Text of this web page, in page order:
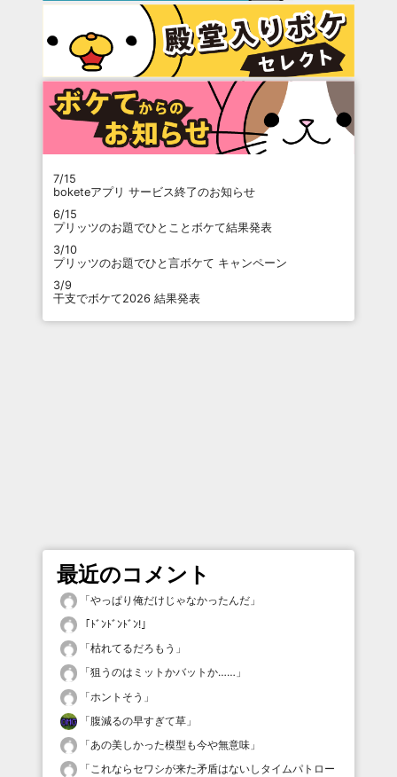
7/15
boketeアプリ サービス終了のお知らせ
6/15
プリッツのお題でひとことボケて結果発表
3/10
プリッツのお題でひと言ボケて キャンペーン
3/9
干支でボケて2026 結果発表
最近のコメント
「やっぱり俺だけじゃなかったんだ 」
「 ﾄﾞﾝﾄﾞﾝﾄﾞﾝ! 」
「枯れてるだろもう 」
「狙うのはミットかバットか…… 」
「ホントそう 」
「腹減るの早すぎて草 」
「あの美しかった模型も今や無意味 」
「これならセワシが来た矛盾はないしタイムパトロー